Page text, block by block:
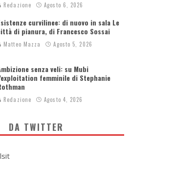
Redazione Agosto 6, 2026
curvilinee: di nuovo in sala Le
di pianura, di Francesco Sossai
Matteo Mazza Agosto 5, 2026
senza veli: su Mubi
femminile di Stephanie
Redazione Agosto 4, 2026
DA TWITTER